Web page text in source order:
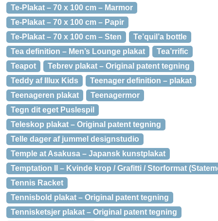
Te-Plakat – 70 x 100 cm – Marmor
Te-Plakat – 70 x 100 cm – Papir
Te-Plakat – 70 x 100 cm – Sten
Te’quil’a bottle
Tea definition – Men’s Lounge plakat
Tea’rrific
Teapot
Tebrev plakat – Original patent tegning
Teddy af Illux Kids
Teenager definition – plakat
Teenageren plakat
Teenagermor
Tegn dit eget Puslespil
Teleskop plakat – Original patent tegning
Telle dager af jummel designstudio
Temple at Asakusa – Japansk kunstplakat
Temptation II – Kvinde krop / Grafitti / Storformat
Tennis Racket
Tennisbold plakat – Original patent tegning
Tennisketsjer plakat – Original patent tegning